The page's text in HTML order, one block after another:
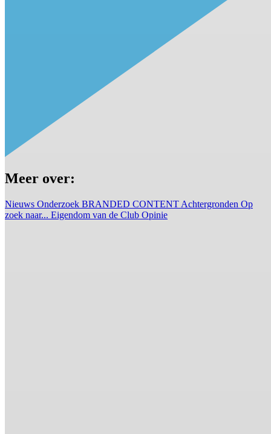
Meer over:
Nieuws Onderzoek BRANDED CONTENT Achtergronden Op
zoek naar... Eigendom van de Club Opinie